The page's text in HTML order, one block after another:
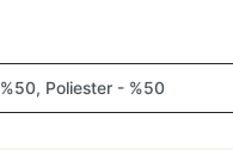
Poliester - %50